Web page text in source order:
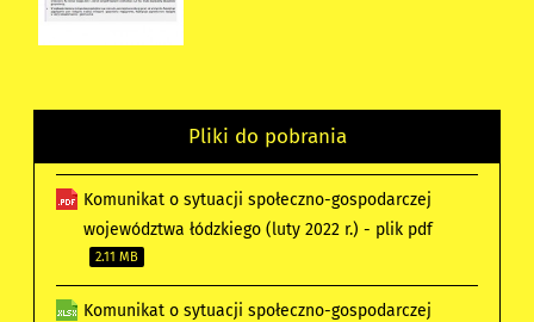
Pliki do pobrania
Komunikat o sytuacji społeczno-gospodarczej
województwa łódzkiego (luty 2022 r.) - plik pdf
2.11 MB
Komunikat o sytuacji społeczno-gospodarczej